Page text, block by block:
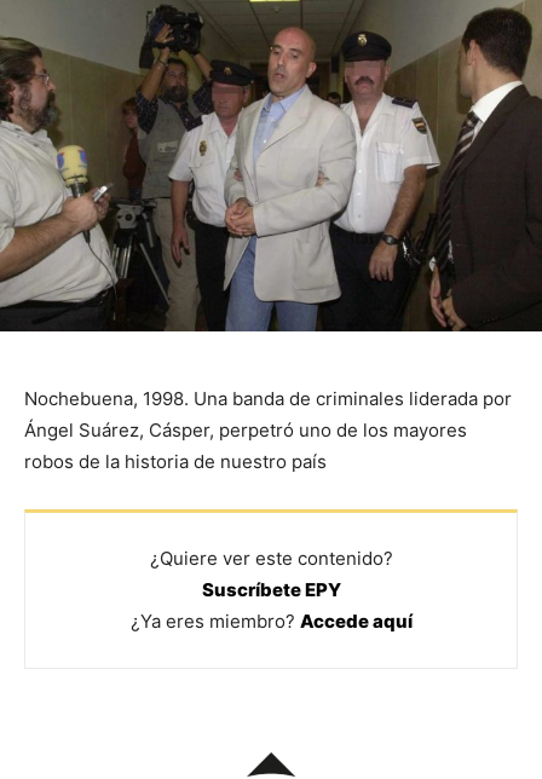
Nochebuena, 1998. Una banda de criminales liderada por
Ángel Suárez, Cásper, perpetró uno de los mayores
robos de la historia de nuestro país
¿Quiere ver este contenido?
Suscríbete EPY
¿Ya eres miembro? Accede aquí